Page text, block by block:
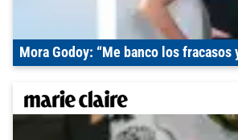
Mora Godoy: “Me banco los fracasos